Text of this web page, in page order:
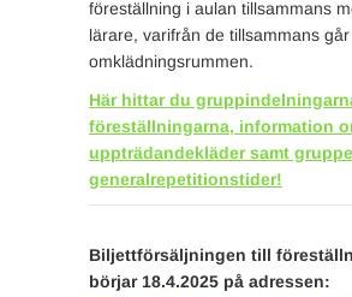
föreställning i aulan tillsammans
lärare, varifrån de tillsammans
omklädningsrummen.
Här hittar du
föreställningarna, information
uppträdandekläder samt
generalrepetitionstider!
Biljettförsäljningen till
börjar 18.4.2025 på adressen: